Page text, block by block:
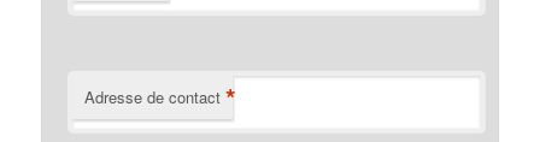
Adresse de contact *